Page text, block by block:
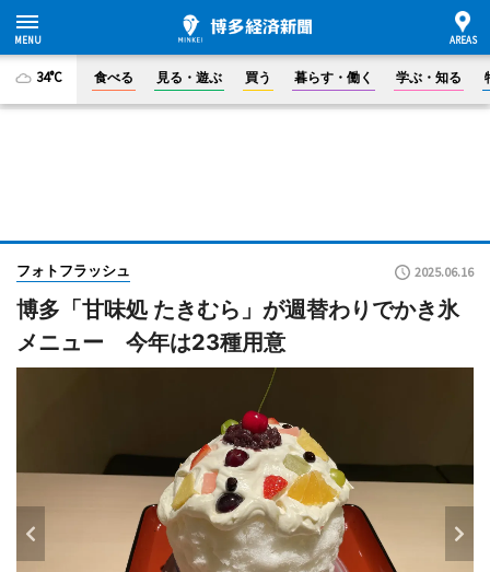
34°C 食べる 見る・遊ぶ 買う 暮らす・働く 学ぶ・知る
フォトフラッシュ 2025.06.16
博多「甘味処 たきむら」が週替わりでかき氷
メニュー 今年は23種用意